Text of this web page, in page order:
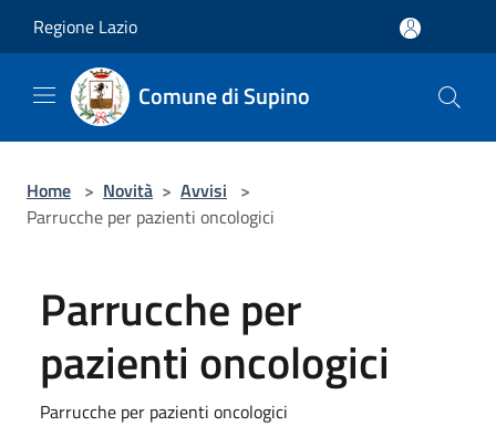
Regione Lazio
Comune di Supino
Home > Novità > Avvisi >
Parrucche per pazienti oncologici
Parrucche per
pazienti oncologici
Parrucche per pazienti oncologici